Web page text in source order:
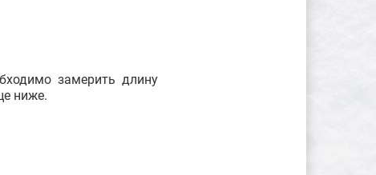
замерить длину
ниже.